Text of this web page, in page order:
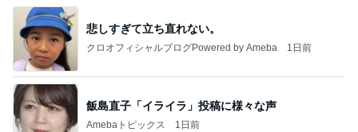
悲しすぎて立ち直れない。
クロオフィシャルブログPowered by Ameba 1日前
飯島直子「イライラ」投稿に様々な声
Amebaトピックス 1日前